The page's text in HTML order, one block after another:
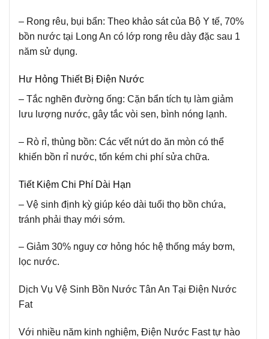
– Rong rêu, bụi bẩn: Theo khảo sát của Bộ Y tế, 70%
bồn nước tại Long An có lớp rong rêu dày đặc sau 1
năm sử dụng.
Hư Hỏng Thiết Bị Điện Nước
– Tắc nghẽn đường ống: Cặn bẩn tích tụ làm giảm
lưu lượng nước, gây tắc vòi sen, bình nóng lạnh.
– Rò rỉ, thủng bồn: Các vết nứt do ăn mòn có thể
khiến bồn rỉ nước, tốn kém chi phí sửa chữa.
Tiết Kiệm Chi Phí Dài Hạn
– Vệ sinh định kỳ giúp kéo dài tuổi thọ bồn chứa,
tránh phải thay mới sớm.
– Giảm 30% nguy cơ hỏng hóc hệ thống máy bơm,
lọc nước.
Dịch Vụ Vệ Sinh Bồn Nước Tân An Tại Điện Nước
Fat
Với nhiều năm kinh nghiệm, Điện Nước Fast tự hào